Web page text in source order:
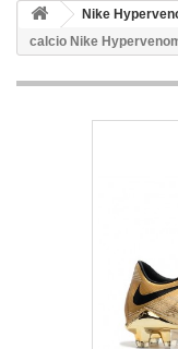
Nike
calcio Nike